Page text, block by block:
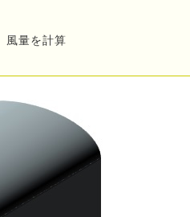
風量を計算